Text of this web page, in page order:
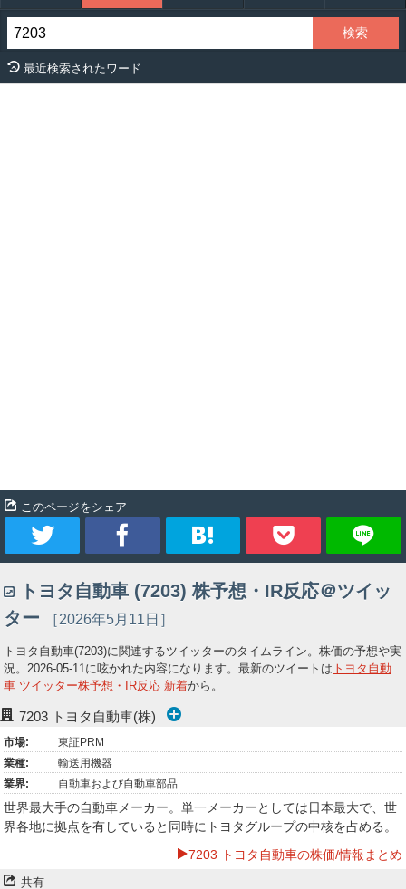
最近検索されたワード
このページをシェア
イ
ー
ト
ェ
ア
ッ
ク
マ
ク
トヨタ自動車 (7203) 株予想・IR反応＠ツイッ
ター
［2026年5月11日］
トヨタ自動車(7203)に関連するツイッターのタイムライン。株価の予想や実
況。 2026-05-11に呟かれた内容になります。最新のツイートは トヨタ自動
車 ツイッター株予想・IR反応 新着から。
7203 トヨタ自動車(株)
市場:
東証PRM
業種:
輸送用機器
業界:
自動車および自動車部品
世界最大手の自動車メーカー。単一メーカーとしては日本最大で、世
界各地に拠点を有していると同時にトヨタグループの中核を占める。
7203 トヨタ自動車の株価/情報まとめ
共有